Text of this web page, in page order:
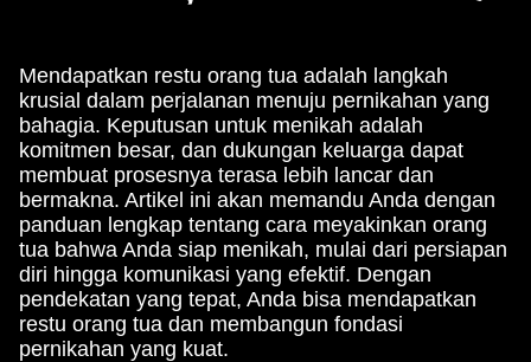
Mendapatkan restu orang tua adalah langkah
krusial dalam perjalanan menuju pernikahan yang
bahagia. Keputusan untuk menikah adalah
komitmen besar, dan dukungan keluarga dapat
membuat prosesnya terasa lebih lancar dan
bermakna. Artikel ini akan memandu Anda dengan
panduan lengkap tentang cara meyakinkan orang
tua bahwa Anda siap menikah, mulai dari persiapan
diri hingga komunikasi yang efektif. Dengan
pendekatan yang tepat, Anda bisa mendapatkan
restu orang tua dan membangun fondasi
pernikahan yang kuat.